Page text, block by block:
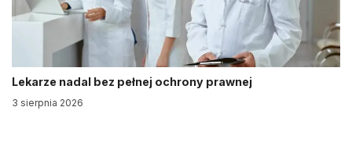
Lekarze nadal bez pełnej ochrony prawnej
3 sierpnia 2026